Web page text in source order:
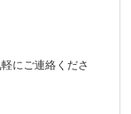
にご連絡くださ